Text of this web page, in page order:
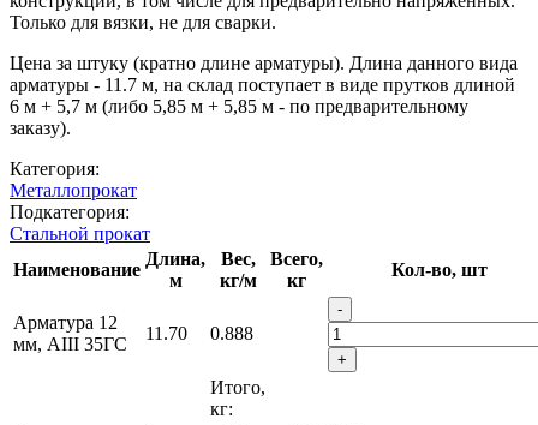
Только для вязки, не для сварки.
Цена за штуку (кратно длине арматуры). Длина данного вида
арматуры - 11.7 м, на склад поступает в виде прутков длиной
6 м + 5,7 м (либо 5,85 м + 5,85 м - по предварительному
заказу).
Категория:
Металлопрокат
Подкатегория:
Стальной прокат
Наименование
Длина,
м
Вес,
кг/м
Всего,
кг
Кол-во, шт
Арматура 12
мм, АIII 35ГС
11.70 0.888
-
+
Итого,
кг: